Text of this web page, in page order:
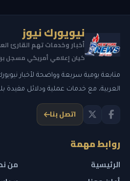
نيويورك نيوز
أخبار وخدمات تهم القارئ
كيان إعلامي أمريكي مسجل برقم
متابعة يومية سريعة وواضحة لأخبار
العربية، مع خدمات عملية ودلائل مفيدة
اتصل بنا
روابط مهمة
الرئيسية
من